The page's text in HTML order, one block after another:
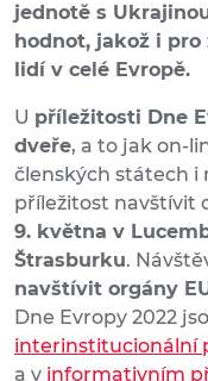
jednotě s
hodnot, jakož i
lidí v celé Evropě.
U příležitosti Dne
dveře, a to jak on-
členských státech i
příležitost navštívit
9. května v
Štrasburku.
navštívit orgány
Dne Evropy 2022
interinstitucionální
a v informativním